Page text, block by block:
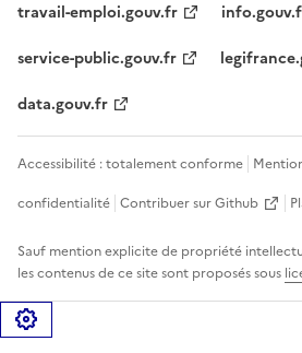
travail-emploi.gouv.fr
service-public.gouv.fr
data.gouv.fr
Accessibilité : totalement conforme
confidentialité Contribuer sur Github
Sauf mention explicite de propriété
les contenus de ce site sont proposés sous
Gérer les cookies